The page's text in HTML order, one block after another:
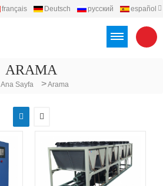
français Deutsch русский
español
ARAMA
Ana Sayfa >Arama